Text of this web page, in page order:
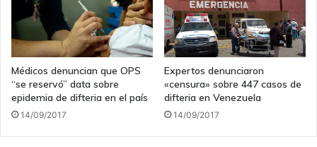
Médicos denuncian que OPS
“se reservó” data sobre
epidemia de difteria en el país
14/09/2017
Expertos denunciaron
«censura» sobre 447 casos de
difteria en Venezuela
14/09/2017